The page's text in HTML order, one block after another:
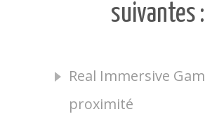
suivantes :
Real Immersive
proximité